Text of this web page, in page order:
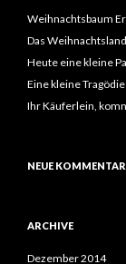
a
c
:
Weihnachtsbaum
Das
Heute eine kleine
Eine kleine Tragödie
Ihr Käuferlein,
NEUE
ARCHIVE
Dezember 2014